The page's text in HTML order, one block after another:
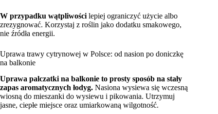
W przypadku wątpliwości lepiej ograniczyć użycie albo
zrezygnować. Korzystaj z roślin jako dodatku smakowego,
nie źródła energii.
Uprawa trawy cytrynowej w Polsce: od nasion po doniczkę
na balkonie
Uprawa palczatki na balkonie to prosty sposób na stały
zapas aromatycznych łodyg. Nasiona wysiewa się wczesną
wiosną do mieszanki do wysiewu i pikowania. Utrzymuj
jasne, ciepłe miejsce oraz umiarkowaną wilgotność.